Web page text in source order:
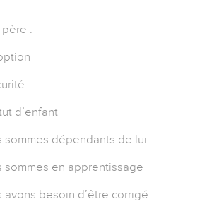
père :
d’enfant
sommes dépendants de lui
sommes en apprentissage
avons besoin d’être corrigé